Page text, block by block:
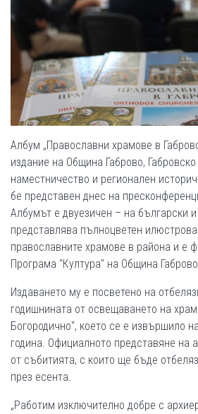
Албум „Православни храмове в
издание на Община Габрово,
наместничество и регионален
бе представен днес на
Албумът е двуезичен – на български и
представлява пълноцветен
православните храмове в района и е
Програма "Култура" на Община Габрово.
Издаването му е посветено на
годишнината от освещаването на
Богородично“, което се е извършило
година. Официалното представяне на
от събитията, с които ще бъде
през есента.
„Работим изключително добре с